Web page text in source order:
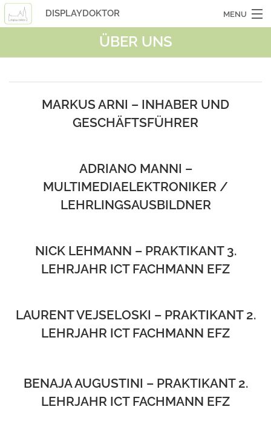
DISPLAYDOKTOR MENU
ÜBER UNS
MARKUS ARNI – INHABER UND
GESCHÄFTSFÜHRER
ADRIANO MANNI –
MULTIMEDIAELEKTRONIKER /
LEHRLINGSAUSBILDNER
NICK LEHMANN – PRAKTIKANT 3.
LEHRJAHR ICT FACHMANN EFZ
LAURENT VEJSELOSKI – PRAKTIKANT 2.
LEHRJAHR ICT FACHMANN EFZ
BENAJA AUGUSTINI – PRAKTIKANT 2.
LEHRJAHR ICT FACHMANN EFZ